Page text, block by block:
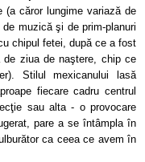
căror lungime variază de
muzică şi de prim-planuri
chipul fetei, după ce a fost
ziua de naştere, chip ce
Stilul mexicanului lasă
fiecare cadru centrul
sau alta - o provocare
pare a se întâmpla în
ca ceea ce avem în